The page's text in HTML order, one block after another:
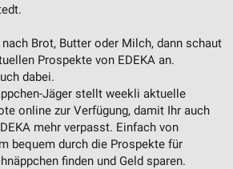
Brot, Butter oder Milch, dann schaut
Prospekte von EDEKA an.
dabei.
Jäger stellt weekli aktuelle
online zur Verfügung, damit Ihr auch
mehr verpasst. Einfach von
bequem durch die Prospekte für
finden und Geld sparen.